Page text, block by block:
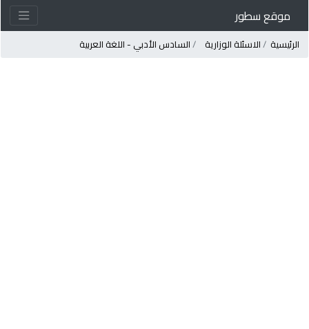
موقع سطور
الرئيسية الاسئلة الوزارية السادس الأدبي - اللغة العربية